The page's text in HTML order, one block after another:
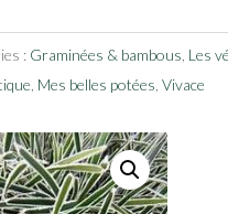
: Graminées & bambous Les
Mes belles potées Vivace